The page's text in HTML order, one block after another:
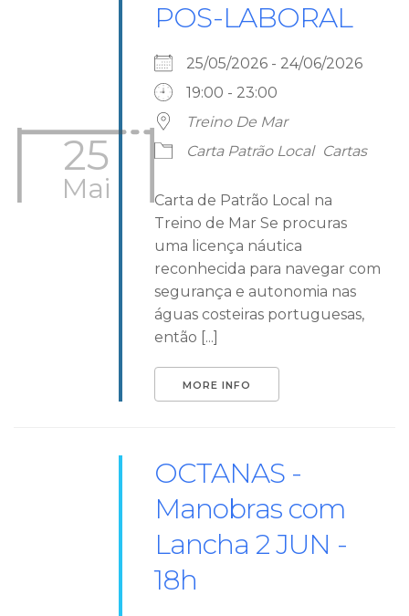
25
Mai
POS-LABORAL
25/05/2026 - 24/06/2026
19:00 - 23:00
Treino De Mar
Carta Patrão Local Cartas
Carta de Patrão Local na
Treino de Mar Se procuras
uma licença náutica
reconhecida para navegar com
segurança e autonomia nas
águas costeiras portuguesas,
então [...]
MORE INFO
OCTANAS -
Manobras com
Lancha 2 JUN -
18h